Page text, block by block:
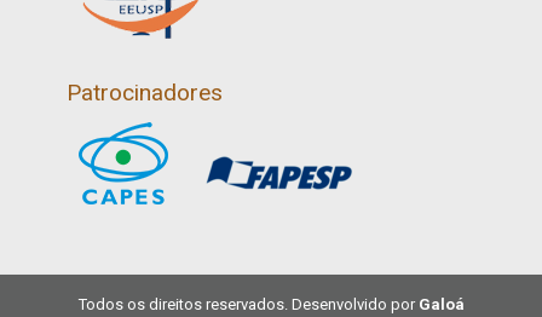
Patrocinadores
Todos os direitos reservados. Desenvolvido por Galoá